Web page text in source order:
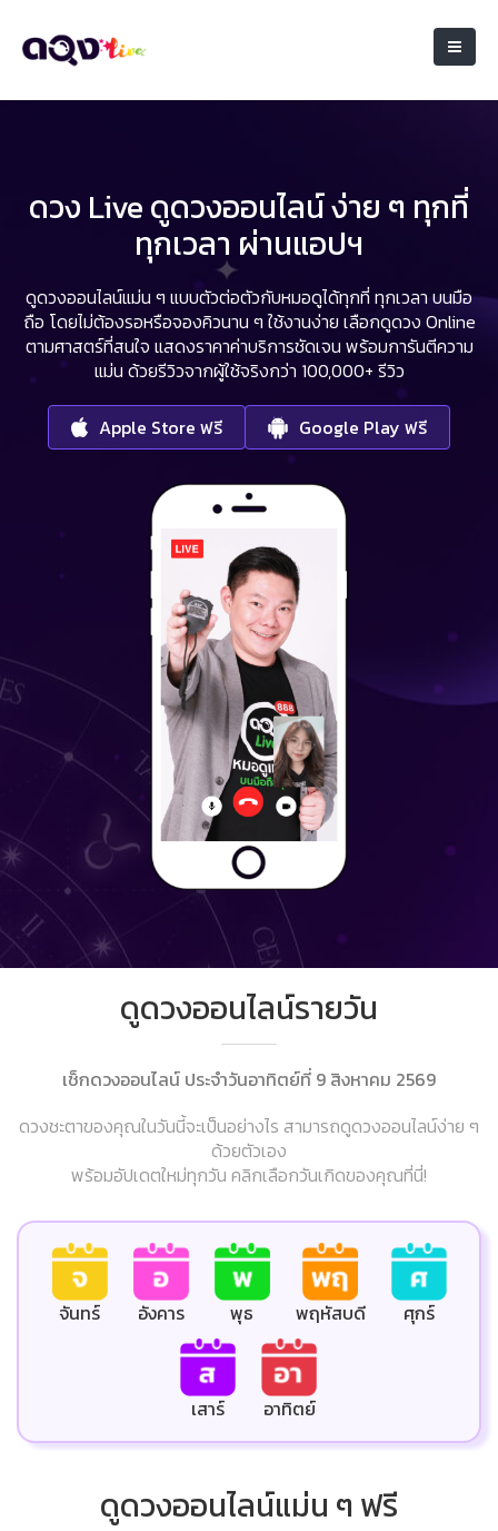
ดวง Live ดูดวงออนไลน์ ง่าย ๆ ทุกที่
ทุกเวลา ผ่านแอปฯ
ดูดวงออนไลน์แม่น ๆ แบบตัวต่อตัวกับหมอดูได้ทุกที่ ทุกเวลา บนมือ
ถือ โดยไม่ต้องรอหรือจองคิวนาน ๆ ใช้งานง่าย เลือกดูดวง Online
ตามศาสตร์ที่สนใจ แสดงราคาค่าบริการชัดเจน พร้อมการันตีความ
แม่น ด้วยรีวิวจากผู้ใช้จริงกว่า 100,000+ รีวิว
Apple Store ฟรี Google Play ฟรี
ดูดวงออนไลน์รายวัน
เช็กดวงออนไลน์ ประจำวันอาทิตย์ที่ 9 สิงหาคม 2569
ดวงชะตาของคุณในวันนี้จะเป็นอย่างไร สามารถดูดวงออนไลน์ง่าย ๆ
ด้วยตัวเอง
พร้อมอัปเดตใหม่ทุกวัน คลิกเลือกวันเกิดของคุณที่นี่!
จันทร์ อังคาร พุธ พฤหัสบดี ศุกร์
เสาร์ อาทิตย์
ดูดวงออนไลน์แม่น ๆ ฟรี